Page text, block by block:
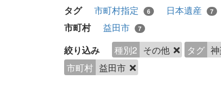
タグ 市町村指定 6 日本遺産 7
市町村 益田市 7
絞り込み 種別2 その他 タグ
市町村 益田市